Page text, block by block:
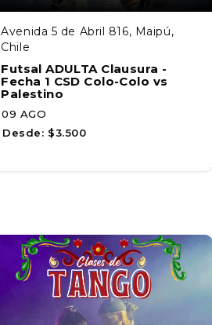
Avenida 5 de Abril 816, Maipú,
Chile
Futsal ADULTA Clausura -
Fecha 1 CSD Colo-Colo vs
Palestino
09 AGO
Desde: $3.500